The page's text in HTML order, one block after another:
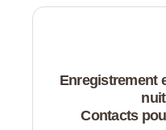
Enregistrement
Contacts